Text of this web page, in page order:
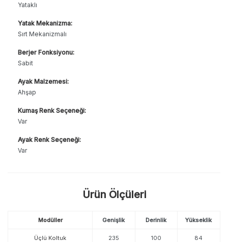
Yataklı
Yatak Mekanizma:
Sırt Mekanizmalı
Berjer Fonksiyonu:
Sabit
Ayak Malzemesi:
Ahşap
Kumaş Renk Seçeneği:
Var
Ayak Renk Seçeneği:
Var
Ürün Ölçüleri
Modüller Genişlik Derinlik Yükseklik
Üçlü Koltuk 235 100 84